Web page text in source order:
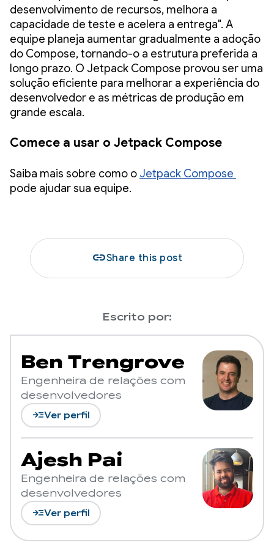
desenvolvimento de recursos, melhora a
capacidade de teste e acelera a entrega". A
equipe planeja aumentar gradualmente a adoção
do Compose, tornando-o a estrutura preferida a
longo prazo. O Jetpack Compose provou ser uma
solução eficiente para melhorar a experiência do
desenvolvedor e as métricas de produção em
grande escala.
Comece a usar o Jetpack Compose
Saiba mais sobre como o Jetpack Compose
pode ajudar sua equipe.
linkShare this post
Escrito por:
Ben Trengrove
Engenheira de relações com
desenvolvedores
read_moreVer perfil
Ajesh Pai
Engenheira de relações com
desenvolvedores
read_moreVer perfil